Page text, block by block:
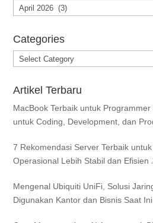
Archives
Categories
Categories
Artikel Terbaru
MacBook Terbaik untuk
untuk Coding, Development, dan
7 Rekomendasi Server Terbaik
Operasional Lebih Stabil dan Efisien
Mengenal Ubiquiti UniFi, Solusi
Digunakan Kantor dan Bisnis Saat Ini